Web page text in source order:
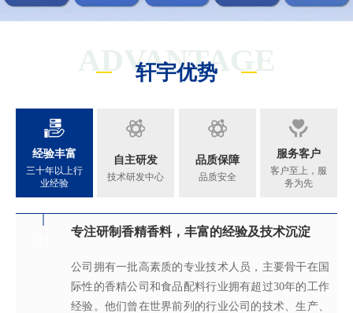
ADVANTAGE
轩宇优势
经验丰富
三十年以上行
业经验
自主研发
技术研发中心
品质保障
品质安全
服务客户
客户至上，服
务为先
专注研制香精香料，丰富的经验及技术沉淀
公司拥有一批高素质的专业技术人员，主要骨干在国
际性的香精公司和食品配料行业拥有超过30年的工作
经验。他们曾在世界前列的行业公司的技术、生产、
满足客户不同的调香需求
拥有独立的香精香料技术研发实验室和生产车间，可
为客户提供适合、满意，高性价比的高品质香精。
完善的质量管理体系
从2005年起，公司就建立了国际认可的ISO9001：
2015质量管理体系及ISO22000：2018 食品安全管理体
系，为所有产品质量稳定性及食用安全性保驾护航。
真心酿香味 芬芳传五洲
轩宇的应用及技术服务中心，汇聚了多位优秀的技术
工程师从事香精香料在各类产品中的开发应用，能高
效地针对客户需求打造不同产品，满 足客户对提高其